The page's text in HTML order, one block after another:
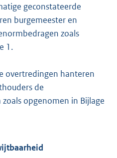
geconstateerde
burgemeester en
zoals
1.
overtredingen hanteren
de
opgenomen in Bijlage